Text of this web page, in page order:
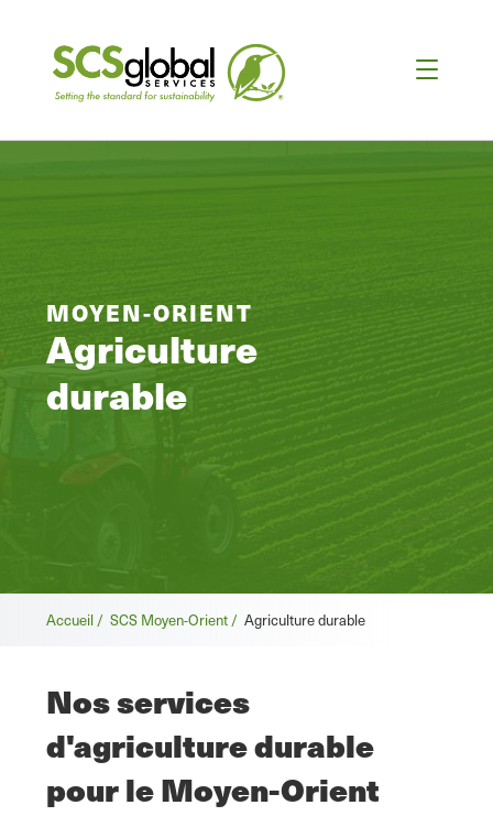
MOYEN-ORIENT
Agriculture
durable
Fil
Accueil / SCS Moyen-Orient / Agriculture durable
Nos services
d'agriculture durable
pour le Moyen-Orient